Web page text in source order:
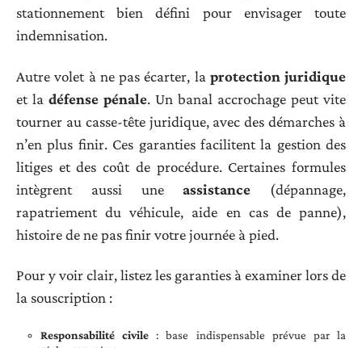
stationnement bien défini pour envisager toute
indemnisation.
Autre volet à ne pas écarter, la protection juridique
et la défense pénale. Un banal accrochage peut vite
tourner au casse-tête juridique, avec des démarches à
n’en plus finir. Ces garanties facilitent la gestion des
litiges et des coût de procédure. Certaines formules
intègrent aussi uneassistance (dépannage,
rapatriement du véhicule, aide en cas de panne),
histoire de ne pas finir votre journée à pied.
Pour y voir clair, listez les garanties à examiner lors de
la souscription :
Responsabilité civile : base indispensable prévue par la